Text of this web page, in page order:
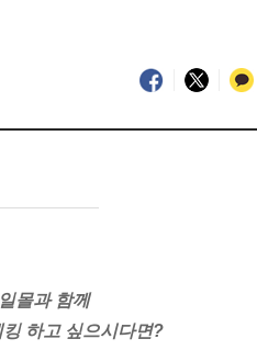
몰과 함께
하고 싶으시다면?